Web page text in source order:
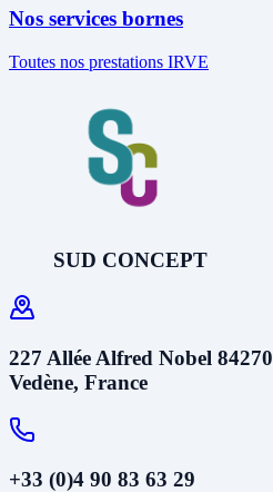
Nos services bornes
Toutes nos prestations IRVE
SUD CONCEPT
227 Allée Alfred Nobel 84270
Vedène, France
+33 (0)4 90 83 63 29